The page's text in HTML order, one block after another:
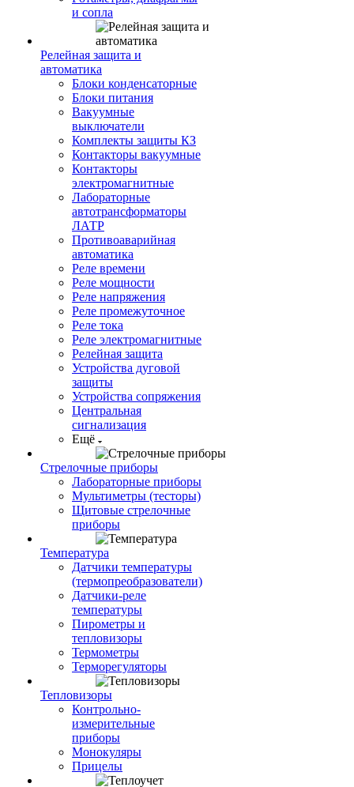
и сопла
Релейная защита и
автоматика
Блоки конденсаторные
Блоки питания
Вакуумные
выключатели
Комплекты защиты КЗ
Контакторы вакуумные
Контакторы
электромагнитные
Лабораторные
автотрансформаторы
ЛАТР
Противоаварийная
автоматика
Реле времени
Реле мощности
Реле напряжения
Реле промежуточное
Реле тока
Реле электромагнитные
Релейная защита
Устройства дуговой
защиты
Устройства сопряжения
Центральная
сигнализация
Ещё
Стрелочные приборы
Лабораторные приборы
Мультиметры (тесторы)
Щитовые стрелочные
приборы
Температура
Датчики температуры
(термопреобразователи)
Датчики-реле
температуры
Пирометры и
тепловизоры
Термометры
Терморегуляторы
Тепловизоры
Контрольно-
измерительные
приборы
Монокуляры
Прицелы